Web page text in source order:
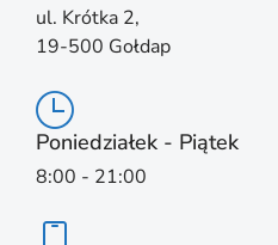
ul. Krótka 2,
19-500 Gołdap
Poniedziałek - Piątek
8:00 - 21:00